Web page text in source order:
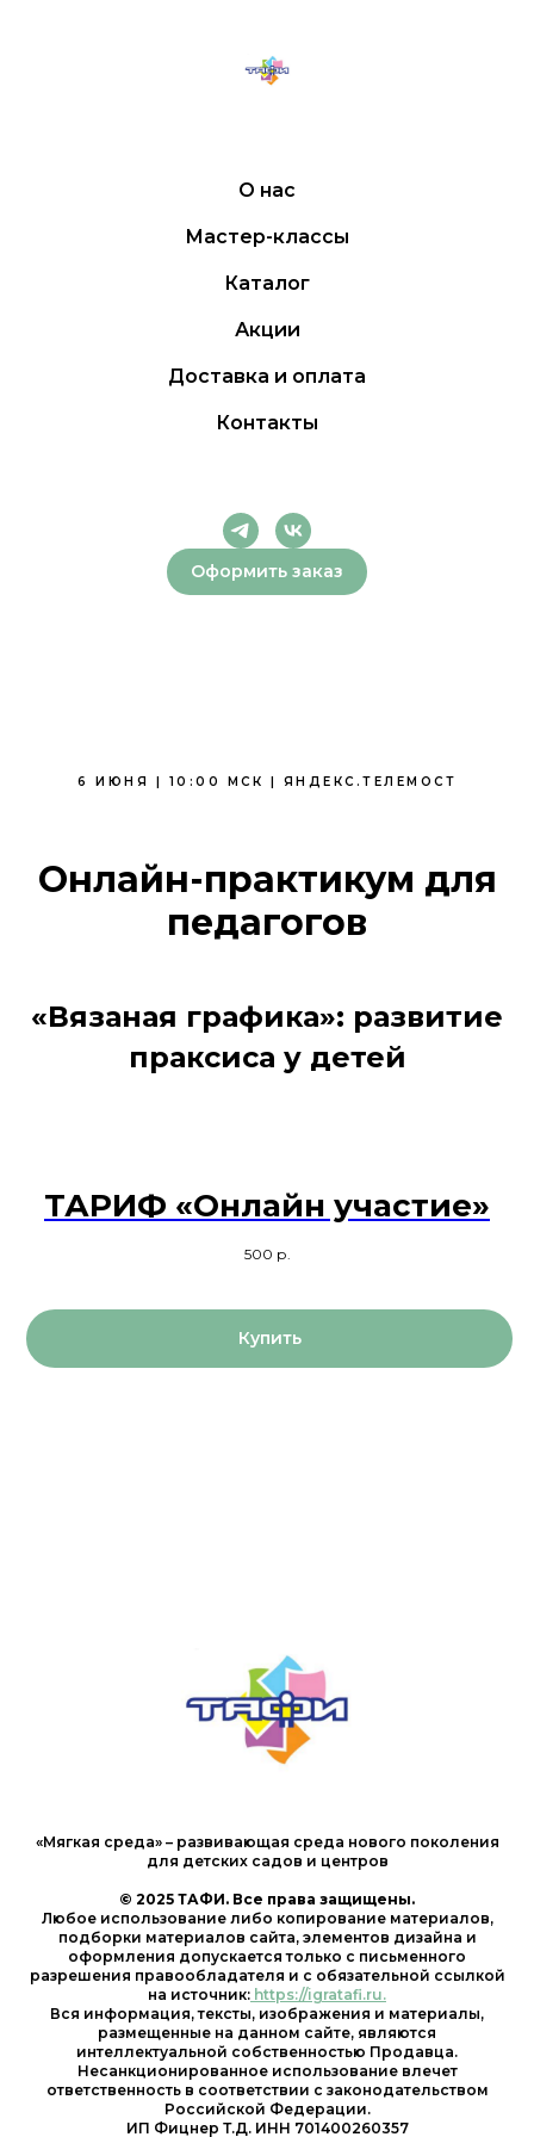
О нас
Мастер-классы
Каталог
Акции
Доставка и оплата
Контакты
Оформить заказ
6 ИЮНЯ | 10:00 МСК | ЯНДЕКС.ТЕЛЕМОСТ
Онлайн-практикум для
педагогов
«Вязаная графика»: развитие
праксиса у детей
ТАРИФ «Онлайн участие»
500 р.
Купить
«Мягкая среда» – развивающая среда нового поколения
для детских садов и центров
© 2025 ТАФИ. Все права защищены.
Любое использование либо копирование материалов,
подборки материалов сайта, элементов дизайна и
оформления допускается только с письменного
разрешения правообладателя и с обязательной ссылкой
на источник: https://igratafi.ru.
Вся информация, тексты, изображения и материалы,
размещенные на данном сайте, являются
интеллектуальной собственностью Продавца.
Несанкционированное использование влечет
ответственность в соответствии с законодательством
Российской Федерации.
ИП Фицнер Т.Д. ИНН 701400260357